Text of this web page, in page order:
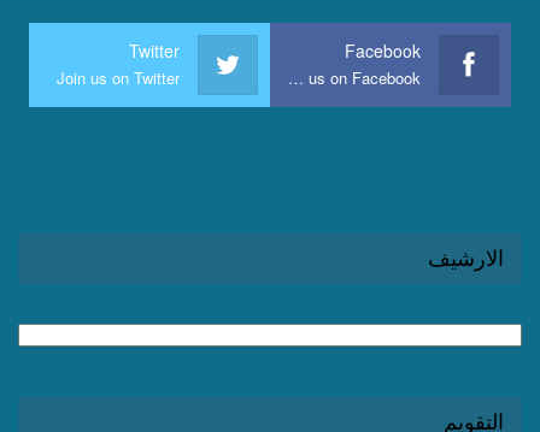
Facebook
Join us on Facebook
Twitter
Join us on Twitter
الارشيف
التقويم